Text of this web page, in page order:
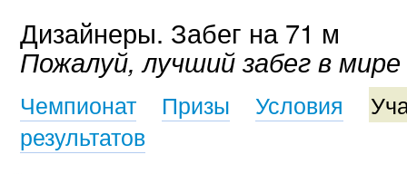
Дизайнеры. Забег на 71 м
Пожалуй, лучший забег в мире
Чемпионат Призы Условия
результатов